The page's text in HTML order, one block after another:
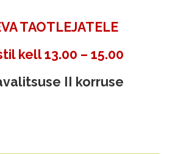
TAOTLEJATELE
kell 13.00 – 15.00
II korruse